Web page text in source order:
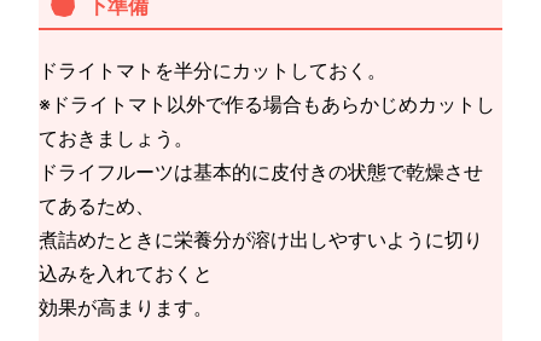
下準備
ドライトマトを半分にカットしておく。
※ドライトマト以外で作る場合もあらかじめカットし
ておきましょう。
ドライフルーツは基本的に皮付きの状態で乾燥させ
てあるため、
煮詰めたときに栄養分が溶け出しやすいように切り
込みを入れておくと
効果が高まります。